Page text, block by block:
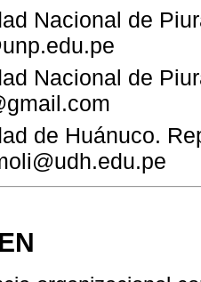
Nacional de
Nacional de
de Huánuco.